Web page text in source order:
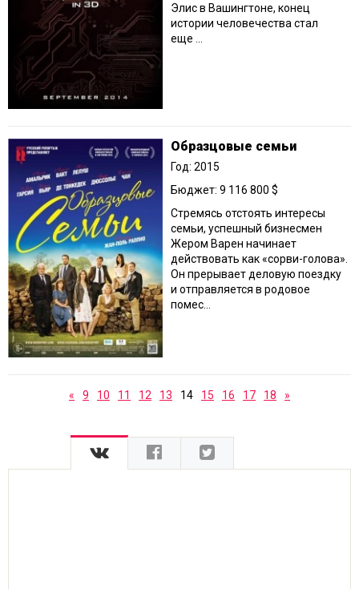
Элис в Вашингтоне, конец
истории человечества стал
еще ...
Образцовые семьи
Год: 2015
Бюджет: 9 116 800 $
Стремясь отстоять интересы
семьи, успешный бизнесмен
Жером Варен начинает
действовать как «сорви-голова».
Он прерывает деловую поездку
и отправляется в родовое
помес...
« 9 10 11 12 13 14 15 16 17 18 »